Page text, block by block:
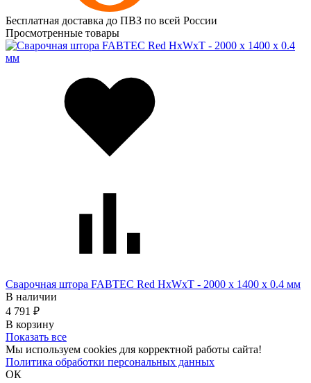
Бесплатная доставка до ПВЗ по всей России
Просмотренные товары
Сварочная штора FABTEC Red HхWхТ - 2000 х 1400 х 0.4 мм
В наличии
4 791 ₽
В корзину
Показать все
Мы используем cookies для корректной работы сайта!
Политика обработки персональных данных
ОК